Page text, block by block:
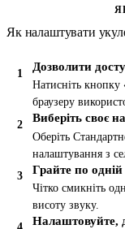
Як налаштувати
Дозволити
Натисніть
браузеру
Виберіть своє
Оберіть
налаштування з
Грайте по одній
Чітко смикніть
висоту звуку.
Налаштовуйте,